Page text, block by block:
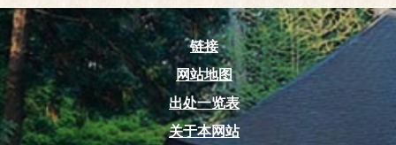
链接
网站地图
出处一览表
关于本网站